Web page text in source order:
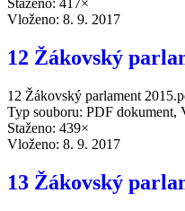
Staženo: 417×
Vloženo: 8. 9. 2017
12 Žákovský
12 Žákovský parlament
Typ souboru: PDF dokument,
Staženo: 439×
Vloženo: 8. 9. 2017
13 Žákovský